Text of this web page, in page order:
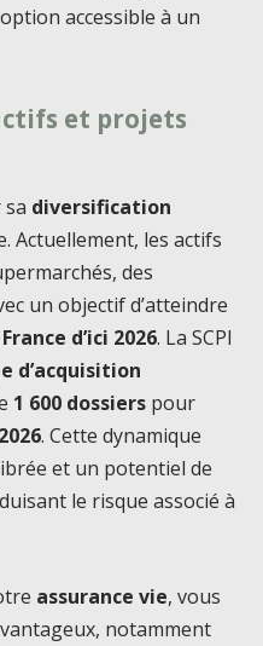
accessible à un
et projets
diversification
Actuellement, les actifs
des
un objectif d’atteindre
d’ici 2026. La SCPI
d’acquisition
1 600 dossiers pour
. Cette dynamique
et un potentiel de
le risque associé à
assurance vie, vous
notamment